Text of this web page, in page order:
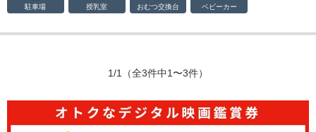
駐車場 授乳室 おむつ交換台 ベビーカー
1/1 （全3件中1〜3件）